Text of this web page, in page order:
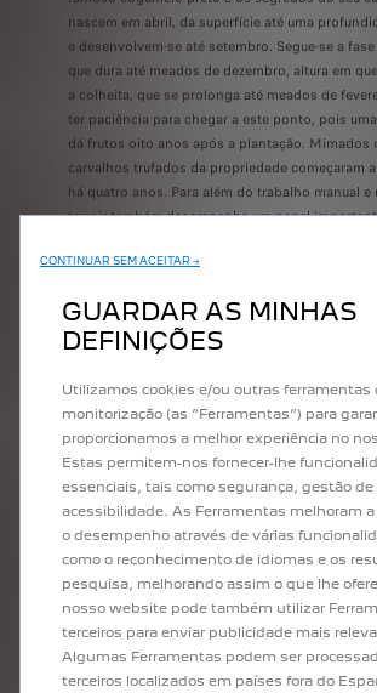
nascem em abril, da superfície até uma
e desenvolvem-se até setembro. Segue-se a
que dura até meados de dezembro, altura em
a colheita, que se prolonga até meados de
ter paciência para chegar a este ponto, pois
dá frutos oito anos após a plantação. Mimados
carvalhos trufados da propriedade começaram
há quatro anos. Para além do trabalho manual
terroir também desempenha um papel
para que as raízes não se afundem e a humidade
do trabalho, a outra metade pertence à natureza,
dá ou não dá. É por isso que ele não pode
trabalho. No final, a ambição é ter 50 hectares
trufados, todos inteiramente biológicos. Como a
é a maior área de trufas do Périgord, com
hectares, imagine o que está para vir!
UMA
CONTINUAR SEM ACEITAR →
GUARDAR AS MINHAS
DEFINIÇÕES
Utilizamos cookies e/ou outras ferramentas
monitorização (as “Ferramentas”) para
proporcionamos a melhor experiência no
Estas permitem-nos fornecer-lhe
essenciais, tais como segurança, gestão de
acessibilidade. As Ferramentas melhoram
o desempenho através de várias
como o reconhecimento de idiomas e os
pesquisa, melhorando assim o que lhe
nosso website pode também utilizar
terceiros para enviar publicidade mais
Algumas Ferramentas podem ser
terceiros localizados em países fora do